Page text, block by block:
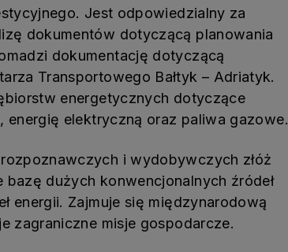
Jest odpowiedzialny za
dokumentów dotyczącą planowania
dokumentację dotyczącą
Transportowego Bałtyk – Adriatyk.
energetycznych dotyczące
energię elektryczną oraz paliwa gazowe.
i wydobywczych złóż
dużych konwencjonalnych źródeł
energii. Zajmuje się międzynarodową
zagraniczne misje gospodarcze.